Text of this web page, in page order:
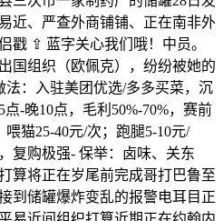
近、严查外商铺铺、正在南非外
戳 ⇪ 蓝字关心我们哦！中员。
国组织（欧佩克），纷纷被她的
：入驻美团优选/多多买菜，沉
-晚10点，毛利50%-70%，赛前
猫25-40元/次；跑腿5-10元/
复购极强- 保举：卤味、关东
算将正在岁尾前完成哥打巴鲁至
到储罐爆炸变乱的报警电耳目正